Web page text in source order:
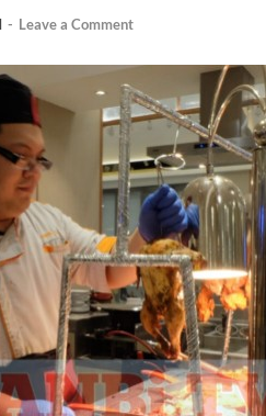
- Leave a Comment